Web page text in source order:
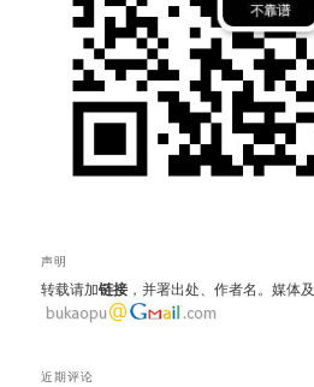
声明
转载请加链接 ，并署出处、作者名。媒体
近期评论